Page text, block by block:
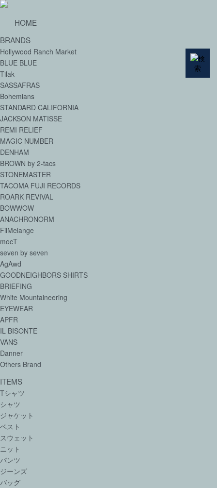
HOME
BRANDS
Hollywood Ranch Market
BLUE BLUE
Tilak
SASSAFRAS
Bohemians
STANDARD CALIFORNIA
JACKSON MATISSE
REMI RELIEF
MAGIC NUMBER
DENHAM
BROWN by 2-tacs
STONEMASTER
TACOMA FUJI RECORDS
ROARK REVIVAL
BOWWOW
ANACHRONORM
FilMelange
mocT
seven by seven
AgAwd
GOODNEIGHBORS SHIRTS
BRIEFING
White Mountaineering
EYEWEAR
APFR
IL BISONTE
VANS
Danner
Others Brand
ITEMS
Tシャツ
シャツ
ジャケット
ベスト
スウェット
ニット
パンツ
ジーンズ
バッグ